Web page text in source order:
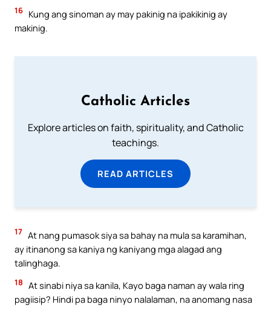
16 Kung ang sinoman ay may pakinig na ipakikinig ay
makinig.
Catholic Articles
Explore articles on faith, spirituality, and Catholic
teachings.
READ ARTICLES
17 At nang pumasok siya sa bahay na mula sa karamihan,
ay itinanong sa kaniya ng kaniyang mga alagad ang
talinghaga.
18 At sinabi niya sa kanila, Kayo baga naman ay wala ring
pagiisip? Hindi pa baga ninyo nalalaman, na anomang nasa